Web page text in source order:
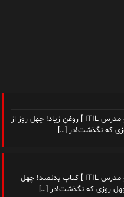
هادی احمدی (سروش): [ نویسنده، شاعر و مدرس ITIL ] روغنِ زیاد! چهل روز از
که نگذشت!در […]
هادی احمدی (سروش): [ نویسنده، شاعر و مدرس ITIL ] کتابِ بدنمند! چهل
روزی که نگذشت!در […]